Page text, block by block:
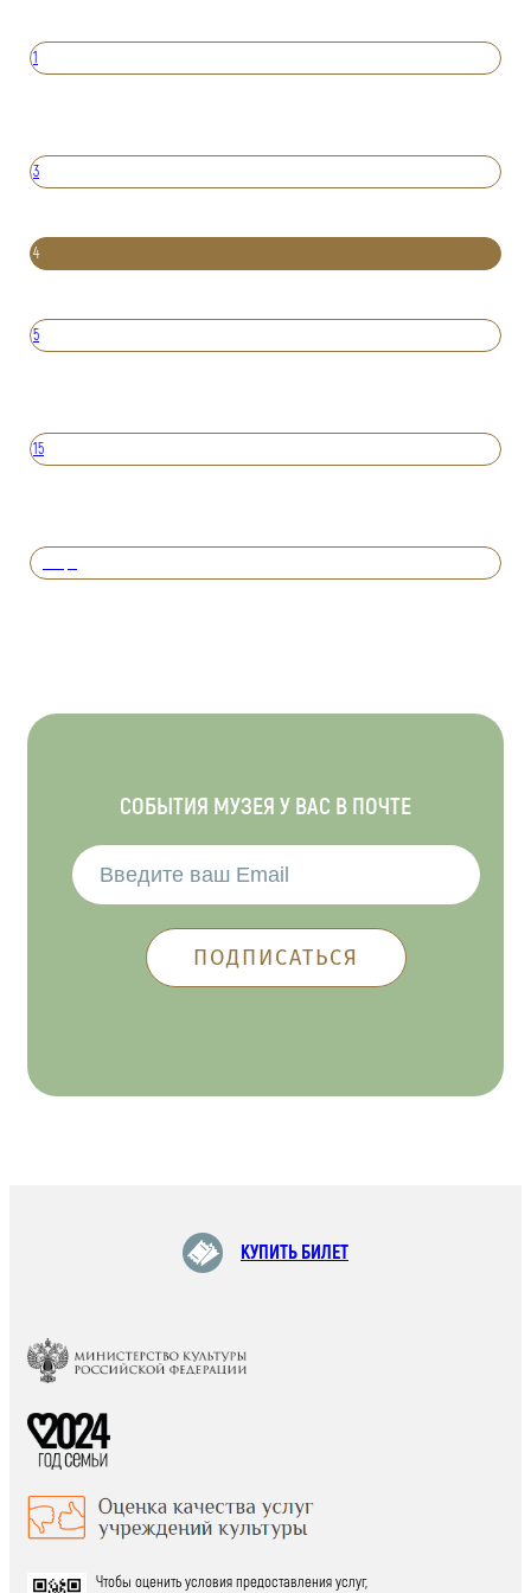
1
3
4
5
15
СОБЫТИЯ МУЗЕЯ У ВАС В ПОЧТЕ
КУПИТЬ БИЛЕТ
Чтобы оценить условия предоставления услуг,